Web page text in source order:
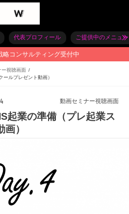
代表プロフィール ご提供中のメニュー
略コンサルティング受付中
ー視聴画面
ルプレゼント動画）
動画セミナー視聴画面
起業の準備（プレ起業ス
）